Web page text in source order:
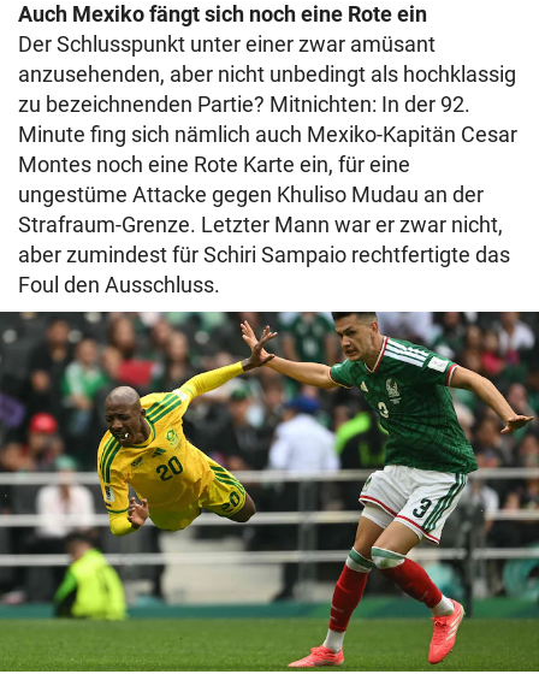
Auch Mexiko fängt sich noch eine Rote ein
Der Schlusspunkt unter einer zwar amüsant
anzusehenden, aber nicht unbedingt als hochklassig
zu bezeichnenden Partie? Mitnichten: In der 92.
Minute fing sich nämlich auch Mexiko-Kapitän Cesar
Montes noch eine Rote Karte ein, für eine
ungestüme Attacke gegen Khuliso Mudau an der
Strafraum-Grenze. Letzter Mann war er zwar nicht,
aber zumindest für Schiri Sampaio rechtfertigte das
Foul den Ausschluss.